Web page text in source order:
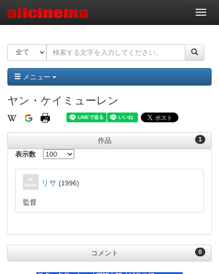
ナ
ビ
ー
ョ
ン
メニュー
ヤン・ケイミューレン
1
作品
表示数
リサ 1996
監督
0
コメント